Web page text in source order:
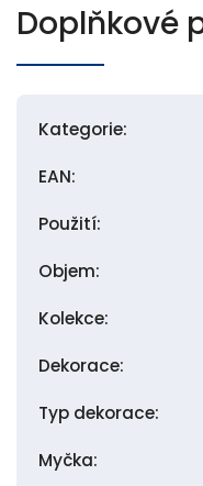
Doplňkové
Kategorie:
EAN:
Použití:
Objem:
Kolekce:
Dekorace:
Typ dekorace:
Myčka: